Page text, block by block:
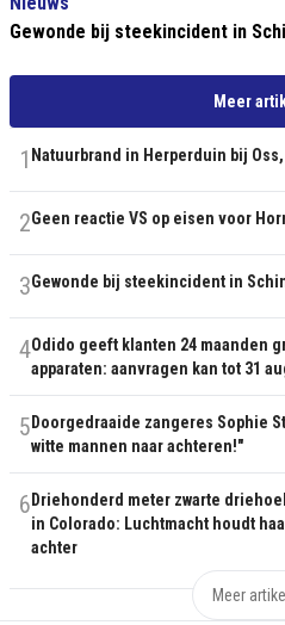
Gewonde bij steekincident in
Meer
1 Natuurbrand in Herperduin bij
2Geen reactie VS op eisen voor
3Gewonde bij steekincident in
4Odido geeft klanten 24 maanden
apparaten: aanvragen kan tot 31
5 Doorgedraaide zangeres Sophie
witte mannen naar achteren!"
6 Driehonderd meter zwarte
in Colorado: Luchtmacht houdt
achter
Meer